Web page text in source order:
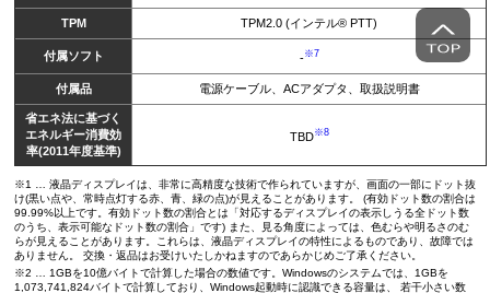
TPM TPM2.0 (インテル® PTT)
付属ソフト -※7
付属品 電源ケーブル、ACアダプタ、取扱説明書
省エネ法に基づく
エネルギー消費効
率(2011年度基準)
TBD※8
※1 … 液晶ディスプレイは、非常に高精度な技術で作られていますが、画面の一部にドット抜
け(黒い点や、常時点灯する赤、青、緑の点)が見えることがあります。 (有効ドット数の割合は
99.99%以上です。有効ドット数の割合とは「対応するディスプレイの表示しうる全ドット数
のうち、表示可能なドット数の割合」です) また、見る角度によっては、色むらや明るさのむ
らが見えることがあります。これらは、液晶ディスプレイの特性によるものであり、故障では
ありません。 交換・返品はお受けいたしかねますのであらかじめご了承ください。
※2 … 1GBを10億バイトで計算した場合の数値です。Windowsのシステムでは、1GBを
1,073,741,824バイトで計算しており、Windows起動時に認識できる容量は、 若干小さい数